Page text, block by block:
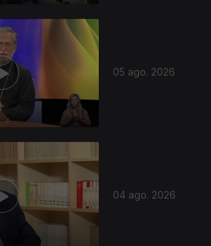
05 ago. 2026
04 ago. 2026